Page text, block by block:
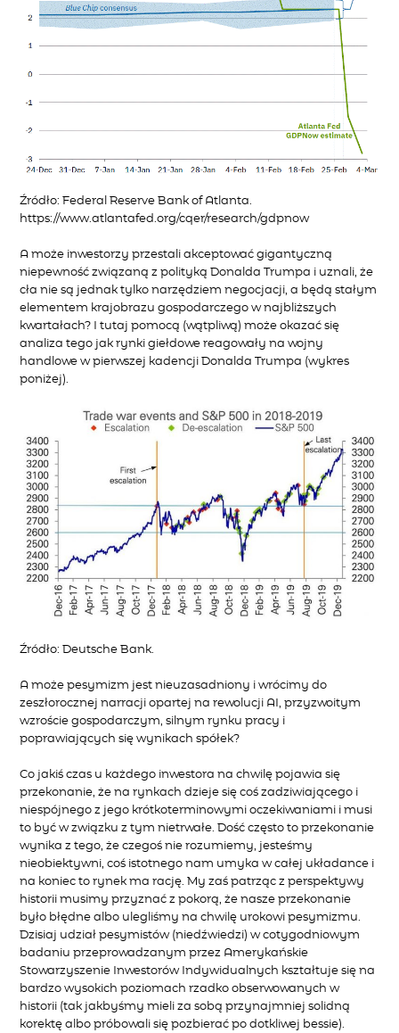
Źródło: Federal Reserve Bank of Atlanta.
https://www.atlantafed.org/cqer/research/gdpnow
A może inwestorzy przestali akceptować gigantyczną
niepewność związaną z polityką DonaldaTrumpa i uznali, że
cła nie są jednaktylko narzędziem negocjacji, a będąstałym
elementem krajobrazugospodarczegow najbliższych
kwartałach? Itutajpomocą (wątpliwą)może okazać się
analiza tego jak rynki giełdowe reagowały na wojny
handlowe w pierwszej kadencji DonaldaTrumpa (wykres
poniżej).
Źródło: Deutsche Bank.
A może pesymizm jest nieuzasadniony i wrócimy do
zeszłorocznej narracji opartej na rewolucji AI, przyzwoitym
wzroście gospodarczym, silnym rynku pracy i
poprawiających się wynikach spółek?
Co jakiś czas u każdego inwestora na chwilę pojawia się
przekonanie, że na rynkach dzieje się coś zadziwiającego i
niespójnego z jego krótkoterminowymi oczekiwaniami i musi
to być w związku z tym nietrwałe. Dość często to przekonanie
wynika z tego, że czegoś nie rozumiemy, jesteśmy
nieobiektywni, coś istotnego nam umyka w całej układance i
na koniec to rynek ma rację. My zaś patrząc z perspektywy
historii musimy przyznać z pokorą, że nasze przekonanie
było błędne albo ulegliśmy na chwilę urokowi pesymizmu.
Dzisiaj udział pesymistów (niedźwiedzi) w cotygodniowym
badaniu przeprowadzanym przez Amerykańskie
Stowarzyszenie Inwestorów Indywidualnych kształtuje się na
bardzo wysokich poziomach rzadko obserwowanych w
historii (tak jakbyśmy mieli za sobą przynajmniej solidną
korektę albo próbowali się pozbierać po dotkliwej bessie).